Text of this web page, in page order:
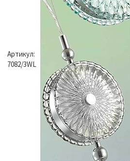
Артикул:
7082/3WL